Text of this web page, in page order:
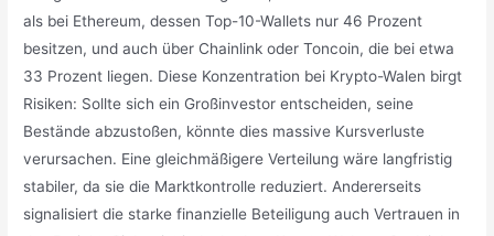
als bei Ethereum, dessen Top-10-Wallets nur 46 Prozent
besitzen, und auch über Chainlink oder Toncoin, die bei etwa
33 Prozent liegen. Diese Konzentration bei Krypto-Walen birgt
Risiken: Sollte sich ein Großinvestor entscheiden, seine
Bestände abzustoßen, könnte dies massive Kursverluste
verursachen. Eine gleichmäßigere Verteilung wäre langfristig
stabiler, da sie die Marktkontrolle reduziert. Andererseits
signalisiert die starke finanzielle Beteiligung auch Vertrauen in